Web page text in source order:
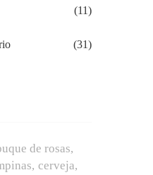
(11)
(31)
de rosas
cerveja